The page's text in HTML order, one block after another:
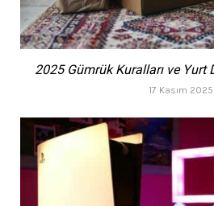
2025 Gümrük Kuralları ve Yurt
17 Kasım 2025